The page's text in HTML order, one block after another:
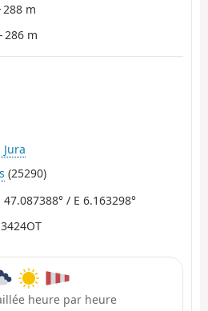
288 m
- 286 m
(25290)
47.087388° / E 6.163298°
heure par heure